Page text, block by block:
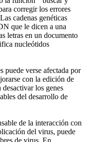
corregir los errores
cadenas genéticas
que le dicen a una
letras en un documento
nucleótidos
puede verse afectada por
con la edición de
los genes
del desarrollo de
de la interacción con
del virus, puede
de virus. En